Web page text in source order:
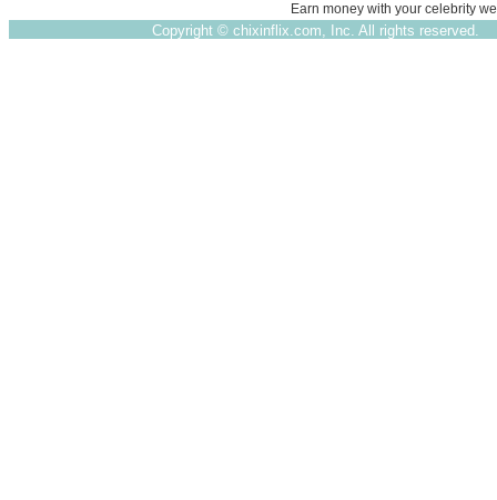
Earn money with your celebrity
Copyright © chixinflix.com, Inc. All rights reserved.